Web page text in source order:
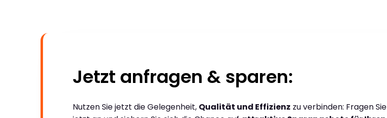
Jetzt anfragen & sparen:
Nutzen Sie jetzt die Gelegenheit, Qualität und Effizienz zu verbinden: Fragen Sie